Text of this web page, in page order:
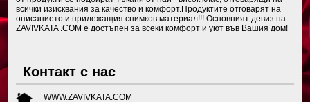
всички изисквания за качество и комфорт.Продуктите отговарят на
описанието и прилежащия снимков материал!!! Основният девиз на
ZAVIVKATA .COM е достъпен за всеки комфорт и уют във Вашия дом!
Контакт с нас
WWW.ZAVIVKATA.COM